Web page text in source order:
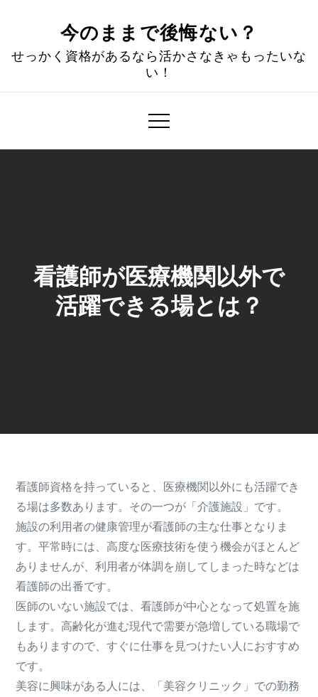
content
今のままで後悔ない？
せっかく資格があるなら活かさなきゃもったいな
い！
看護師が医療機関以外で
活躍できる場とは？
看護師資格を持っていると、医療機関以外にも活躍でき
る場は多数あります。その一つが「介護施設」です。
施設の利用者の健康管理が看護師の主な仕事となりま
す。平常時には、高度な医療技術を使う機会がほとんど
ありませんが、利用者が体調を崩してしまった時などは
看護師の出番です。
医師のいない施設では、看護師が中心となって処置を施
します。高齢化が進む現代で需要が急増している職場で
もありますので、すぐに仕事を見つけたい人におすすめ
です。
美容に興味がある人には、「美容クリニック」での勤務